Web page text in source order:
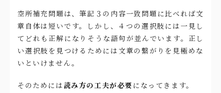
空所補充問題は、筆記３の内容一致問題に比べれば文
章自体は短いです。しかし、４つの選択肢には一見し
てどれも正解になりそうな語句が並んでいます。正し
い選択肢を見つけるためには文章の繋がりを見極めな
いといけません。
そのためには読み方の工夫が必要 になってきます。